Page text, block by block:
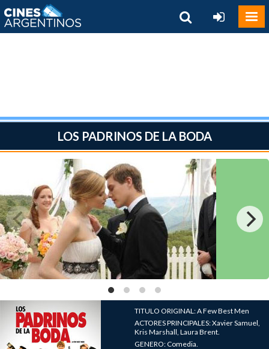
LOS PADRINOS DE LA BODA
TITULO ORIGINAL: A Few Best Men
ACTORES PRINCIPALES: Xavier Samuel,
Kris Marshall, Laura Brent.
GENERO: Comedia.